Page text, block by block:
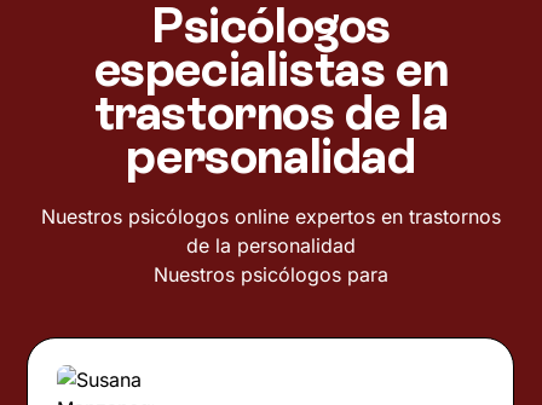
Psicólogos
especialistas en
trastornos de la
personalidad
Nuestros psicólogos online expertos en trastornos
de la personalidad
Nuestros psicólogos para